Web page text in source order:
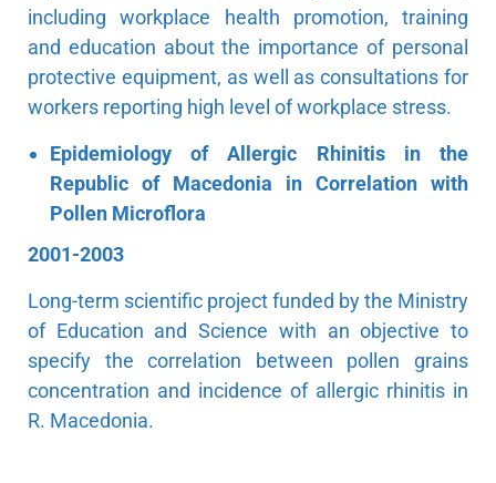
including workplace health promotion, training
and education about the importance of personal
protective equipment, as well as consultations for
workers reporting high level of workplace stress.
Epidemiology of Allergic Rhinitis in the
Republic of Macedonia in Correlation with
Pollen Microflora
2001-2003
Long-term scientific project funded by the Ministry
of Education and Science with an objective to
specify the correlation between pollen grains
concentration and incidence of allergic rhinitis in
R. Macedonia.